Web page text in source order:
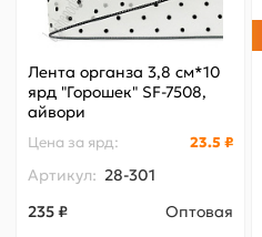
Лента органза 3,8 см*10
ярд "Горошек" SF-7508,
айвори
Цена за ярд: 23.5 ₽
Артикул: 28-301
235 ₽
Оптовая